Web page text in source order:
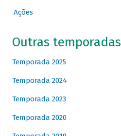
Ações
Outras temporadas
Temporada 2025
Temporada 2024
Temporada 2023
Temporada 2020